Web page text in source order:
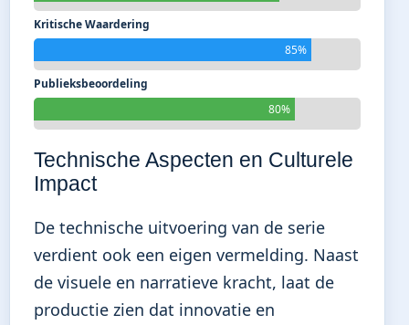
Kritische Waardering
85%
Publieksbeoordeling
80%
Technische Aspecten en Culturele
Impact
De technische uitvoering van de serie
verdient ook een eigen vermelding. Naast
de visuele en narratieve kracht, laat de
productie zien dat innovatie en